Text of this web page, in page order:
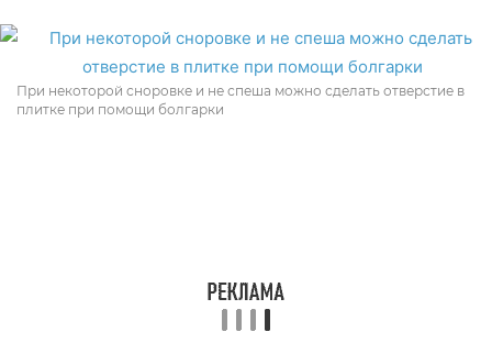
При некоторой сноровке и не спеша можно сделать отверстие в
плитке при помощи болгарки